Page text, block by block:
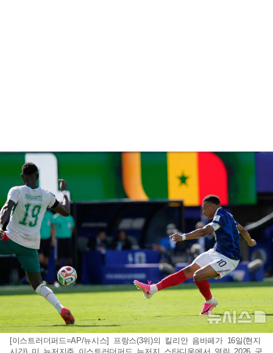
[이스트러더퍼드=AP/뉴시스] 프랑스(3위)의 킬리안 음바페가 16일(현지